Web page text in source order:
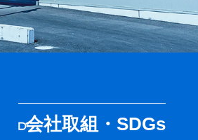
会社取組・SDGs